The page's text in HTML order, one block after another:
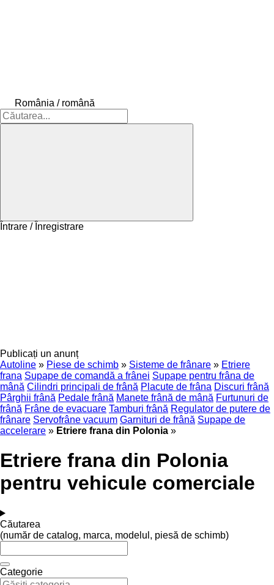
România / română
Întrare / Înregistrare
Publicați un anunț
Autoline » Piese de schimb » Sisteme de frânare » Etriere
frana Supape de comandă a frânei Supape pentru frâna de
mână Cilindri principali de frână Placute de frâna Discuri frână
Pârghii frână Pedale frână Manete frână de mână Furtunuri de
frână Frâne de evacuare Tamburi frână Regulator de putere de
frânare Servofrâne vacuum Garnituri de frână Supape de
accelerare » Etriere frana din Polonia »
Etriere frana din Polonia
pentru vehicule comerciale
Căutarea
(număr de catalog, marca, modelul, piesă de schimb)
Categorie